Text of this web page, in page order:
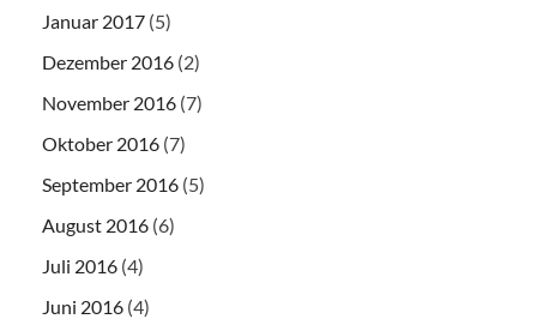
Januar 2017 (5)
Dezember 2016 (2)
November 2016 (7)
Oktober 2016 (7)
September 2016 (5)
August 2016 (6)
Juli 2016 (4)
Juni 2016 (4)